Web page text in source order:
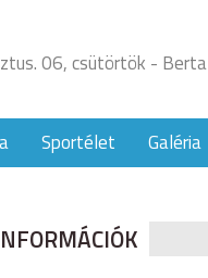
06, csütörtök - Berta
Sportélet Galéria